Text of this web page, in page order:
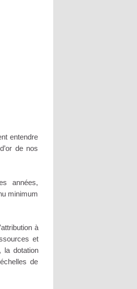
entendre
de nos
années,
minimum
à
et
la dotation
de